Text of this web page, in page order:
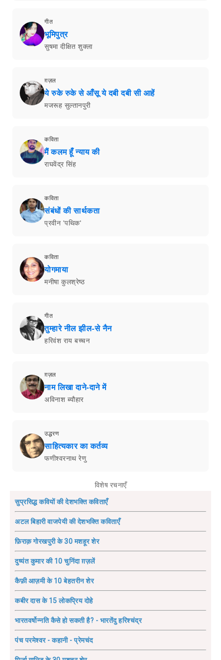
गीत
भूमिपुत्र
सुषमा दीक्षित शुक्ला
ग़ज़ल
ये रुके रुके से आँसू ये दबी दबी सी आहें
मजरूह सुल्तानपुरी
कविता
मैं कलम हूँ न्याय की
राघवेंद्र सिंह
कविता
संबंधों की सार्थकता
प्रवीन 'पथिक'
कविता
योगमाया
मनीषा कुलश्रेष्ठ
गीत
तुम्हारे नील झील-से नैन
हरिवंश राय बच्चन
ग़ज़ल
नाम लिखा दाने-दाने में
अविनाश ब्यौहार
उद्धरण
साहित्यकार का कर्तव्य
फणीश्वरनाथ रेणु
विशेष रचनाएँ
सुप्रसिद्ध कवियों की देशभक्ति कविताएँ
अटल बिहारी वाजपेयी की देशभक्ति कविताएँ
फ़िराक़ गोरखपुरी के 30 मशहूर शेर
दुष्यंत कुमार की 10 चुनिंदा ग़ज़लें
कैफ़ी आज़मी के 10 बेहतरीन शेर
कबीर दास के 15 लोकप्रिय दोहे
भारतवर्षोन्नति कैसे हो सकती है? - भारतेंदु हरिश्चंद्र
पंच परमेश्वर - कहानी - प्रेमचंद